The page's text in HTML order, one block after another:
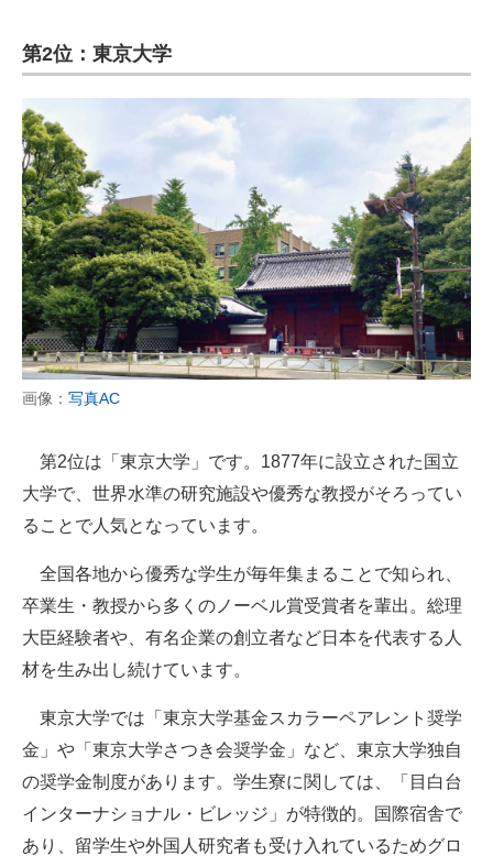
電子設計の基本と応用
建設×テクノロジーの最前線
ちょっと気になるネットの話題
第2位：東京大学
画像： 写真AC
第2位は「東京大学」です。1877年に設立された国立
大学で、世界水準の研究施設や優秀な教授がそろってい
ることで人気となっています。
全国各地から優秀な学生が毎年集まることで知られ、
卒業生・教授から多くのノーベル賞受賞者を輩出。総理
大臣経験者や、有名企業の創立者など日本を代表する人
材を生み出し続けています。
東京大学では「東京大学基金スカラーペアレント奨学
金」や「東京大学さつき会奨学金」など、東京大学独自
の奨学金制度があります。学生寮に関しては、「目白台
インターナショナル・ビレッジ」が特徴的。国際宿舎で
あり、留学生や外国人研究者も受け入れているためグロ